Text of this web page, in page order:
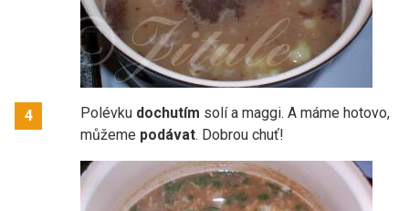
4 Polévku dochutím solí a maggi. A máme hotovo,
můžeme podávat. Dobrou chuť!